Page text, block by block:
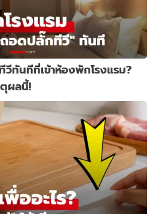
ทันทีที่เข้าห้องพักโรงแรม?
ผลนี้!